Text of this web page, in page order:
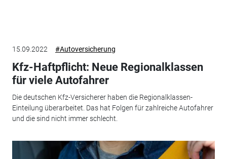
15.09.2022 #Autoversicherung
Kfz-Haftpflicht: Neue Regionalklassen
für viele Autofahrer
Die deutschen Kfz-Versicherer haben die Regionalklassen-
Einteilung überarbeitet. Das hat Folgen für zahlreiche Autofahrer
und die sind nicht immer schlecht.